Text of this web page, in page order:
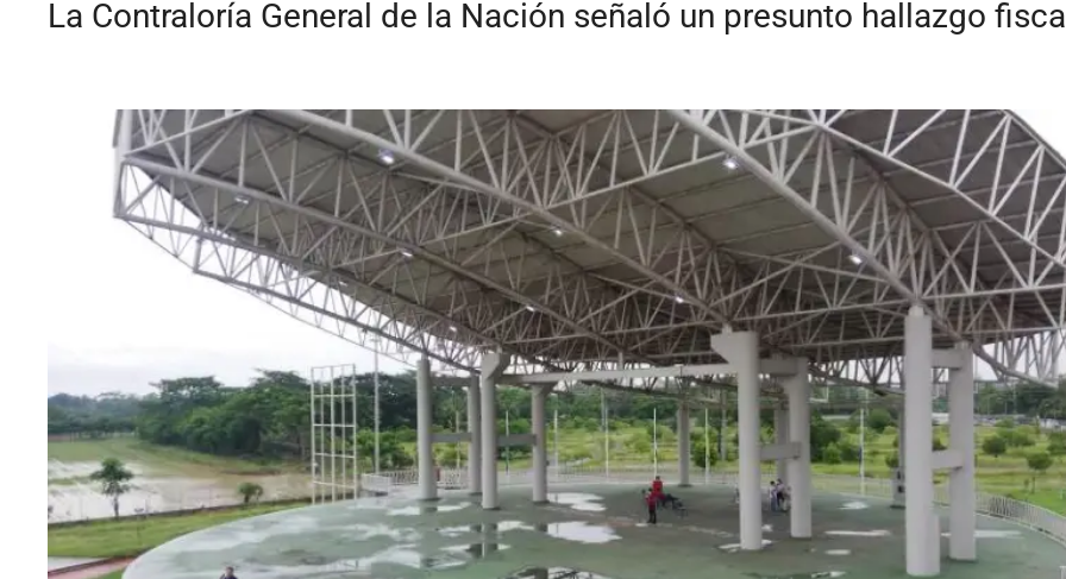
La Contraloría General de la Nación señaló un presunto hallazgo